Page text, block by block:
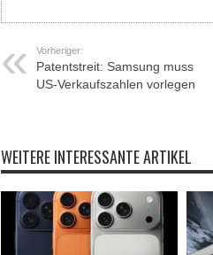
Vorheriger:
Patentstreit: Samsung muss
US-Verkaufszahlen vorlegen
WEITERE INTERESSANTE ARTIKEL